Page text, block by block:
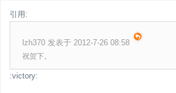
引用:
lzh370 发表于 2012-7-26 08:58
祝贺下。
:victory: